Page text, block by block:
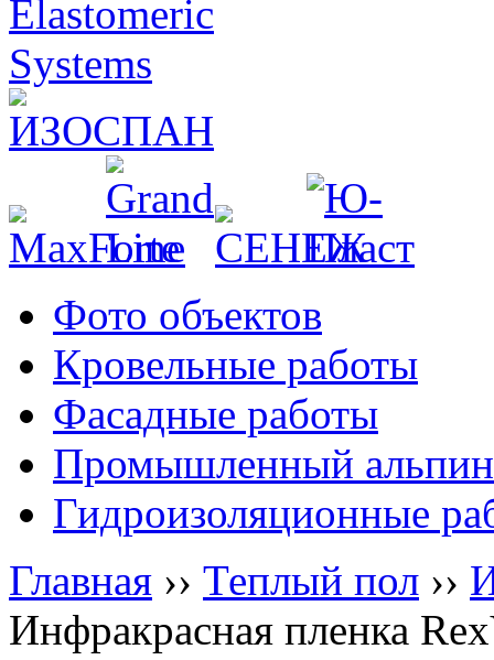
Фото объектов
Кровельные работы
Фасадные работы
Промышленный
Гидроизоляционные
Главная ›› Теплый пол ››
Инфракрасная пленка